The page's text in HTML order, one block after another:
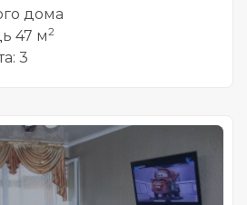
дома
47 м2
3